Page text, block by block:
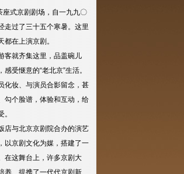
座式京剧剧场，自一九九〇
走过了三十五个寒暑。这里
都在上演京剧。
就齐集这里，品盖碗儿
受惬意的“老北京”生活。
化妆、与演员合影留念，甚
勾个脸谱，体验和互动，给
与北京京剧院合办的演艺
以京剧文化为媒，搭建了一
在这舞台上，许多京剧大
养、提携了一代代京剧新